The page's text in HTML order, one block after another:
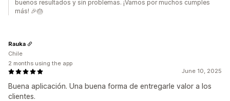
buenos resultados y sin problemas. ¡Vamos por muchos cumples
más! 🎉🎂
June 10, 2025
Buena aplicación. Una buena forma de entregarle valor a los
clientes.
Rauka
Chile
2 months using the app